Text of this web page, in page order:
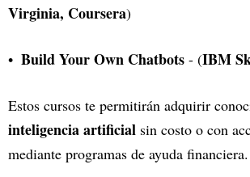
Virginia, Coursera)
Build Your Own Chatbots - (IBM
Estos cursos te permitirán adquirir
inteligencia artificial sin costo o con
mediante programas de ayuda financiera.